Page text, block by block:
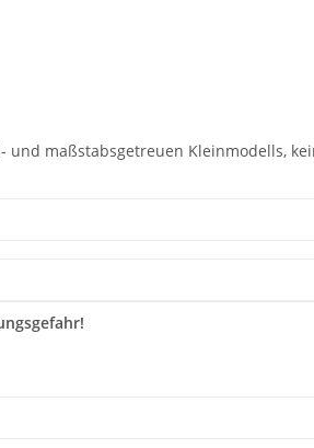
maßstabsgetreuen Kleinmodells,